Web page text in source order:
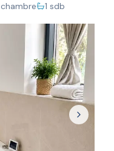
chambre 1 sdb